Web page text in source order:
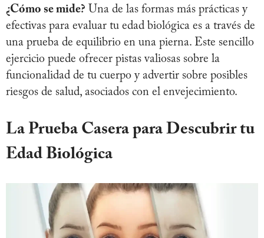
¿Cómo se mide? Una de las formas más prácticas y
efectivas para evaluar tu edad biológica es a través de
una prueba de equilibrio en una pierna. Este sencillo
ejercicio puede ofrecer pistas valiosas sobre la
funcionalidad de tu cuerpo y advertir sobre posibles
riesgos de salud, asociados con el envejecimiento.
La Prueba Casera para Descubrir tu
Edad Biológica